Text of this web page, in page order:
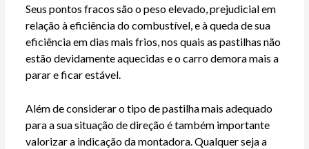
Seus pontos fracos são o peso elevado, prejudicial em
relação à eficiência do combustível, e à queda de sua
eficiência em dias mais frios, nos quais as pastilhas não
estão devidamente aquecidas e o carro demora mais a
parar e ficar estável.
Além de considerar o tipo de pastilha mais adequado
para a sua situação de direção é também importante
valorizar a indicação da montadora. Qualquer seja a